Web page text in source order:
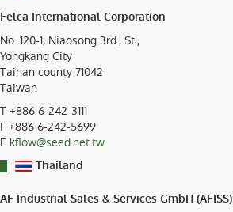
Felca International Corporation
No. 120-1, Niaosong 3rd., St.,
Yongkang City
Tainan county 71042
Taiwan
T +886 6-242-3111
F +886 6-242-5699
E kflow@seed.net.tw
Thailand
AF Industrial Sales & Services GmbH (AFISS)